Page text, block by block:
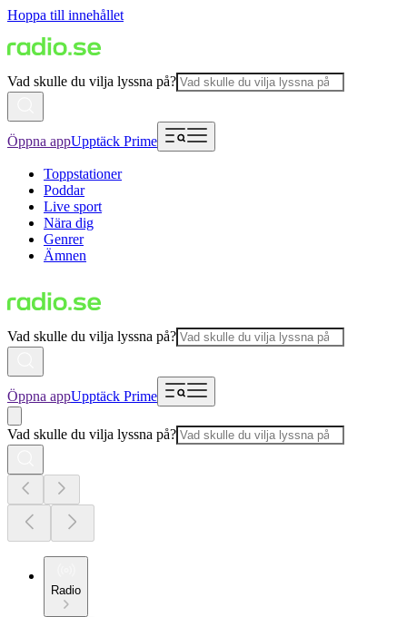
Hoppa till innehållet
Vad skulle du vilja lyssna på?
Öppna appUpptäck Prime
Toppstationer
Poddar
Live sport
Nära dig
Genrer
Ämnen
Vad skulle du vilja lyssna på?
Öppna appUpptäck Prime
Vad skulle du vilja lyssna på?
Radio